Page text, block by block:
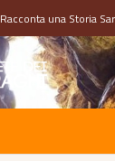
Racconta una Storia